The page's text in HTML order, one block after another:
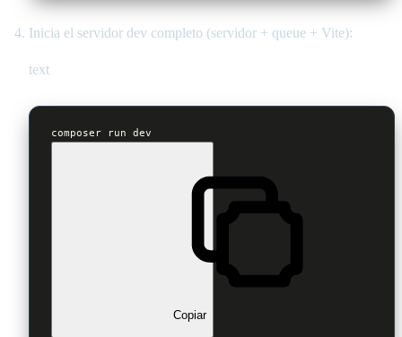
Inicia el servidor dev completo (servidor + queue + Vite):
text
composer run dev
Copiar